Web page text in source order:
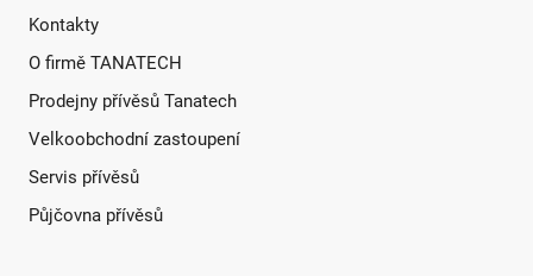
Kontakty
O firmě TANATECH
Prodejny přívěsů Tanatech
Velkoobchodní zastoupení
Servis přívěsů
Půjčovna přívěsů